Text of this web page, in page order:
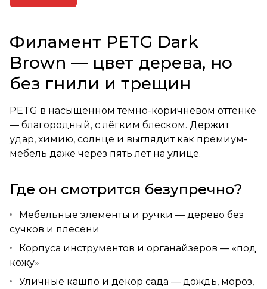
Филамент PETG Dark
Brown — цвет дерева, но
без гнили и трещин
PETG в насыщенном тёмно-коричневом оттенке
— благородный, с лёгким блеском. Держит
удар, химию, солнце и выглядит как премиум-
мебель даже через пять лет на улице.
Где он смотрится безупречно?
Мебельные элементы и ручки — дерево без
сучков и плесени
Корпуса инструментов и органайзеров — «под
кожу»
Уличные кашпо и декор сада — дождь, мороз,